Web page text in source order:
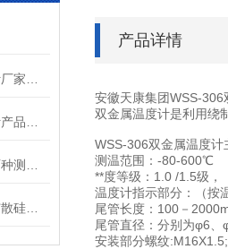
产品详情
安徽天康集团WSS-
双金属温度计是利用绕
WSS-306双金属温度计
测温范围：-80-600℃
**度等级：1.0 /1.5级，
温度计指示部分：（按
尾管长度：100－
尾管直径：分别为φ6
安装部分螺纹